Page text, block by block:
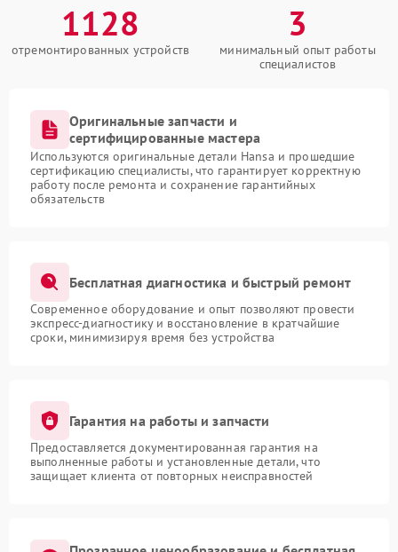
1128
отремонтированных устройств
3
минимальный опыт работы
специалистов
Оригинальные запчасти и
сертифицированные мастера
Используются оригинальные детали Hansa и прошедшие
сертификацию специалисты, что гарантирует корректную
работу после ремонта и сохранение гарантийных
обязательств
Бесплатная диагностика и быстрый ремонт
Современное оборудование и опыт позволяют провести
экспресс-диагностику и восстановление в кратчайшие
сроки, минимизируя время без устройства
Гарантия на работы и запчасти
Предоставляется документированная гарантия на
выполненные работы и установленные детали, что
защищает клиента от повторных неисправностей